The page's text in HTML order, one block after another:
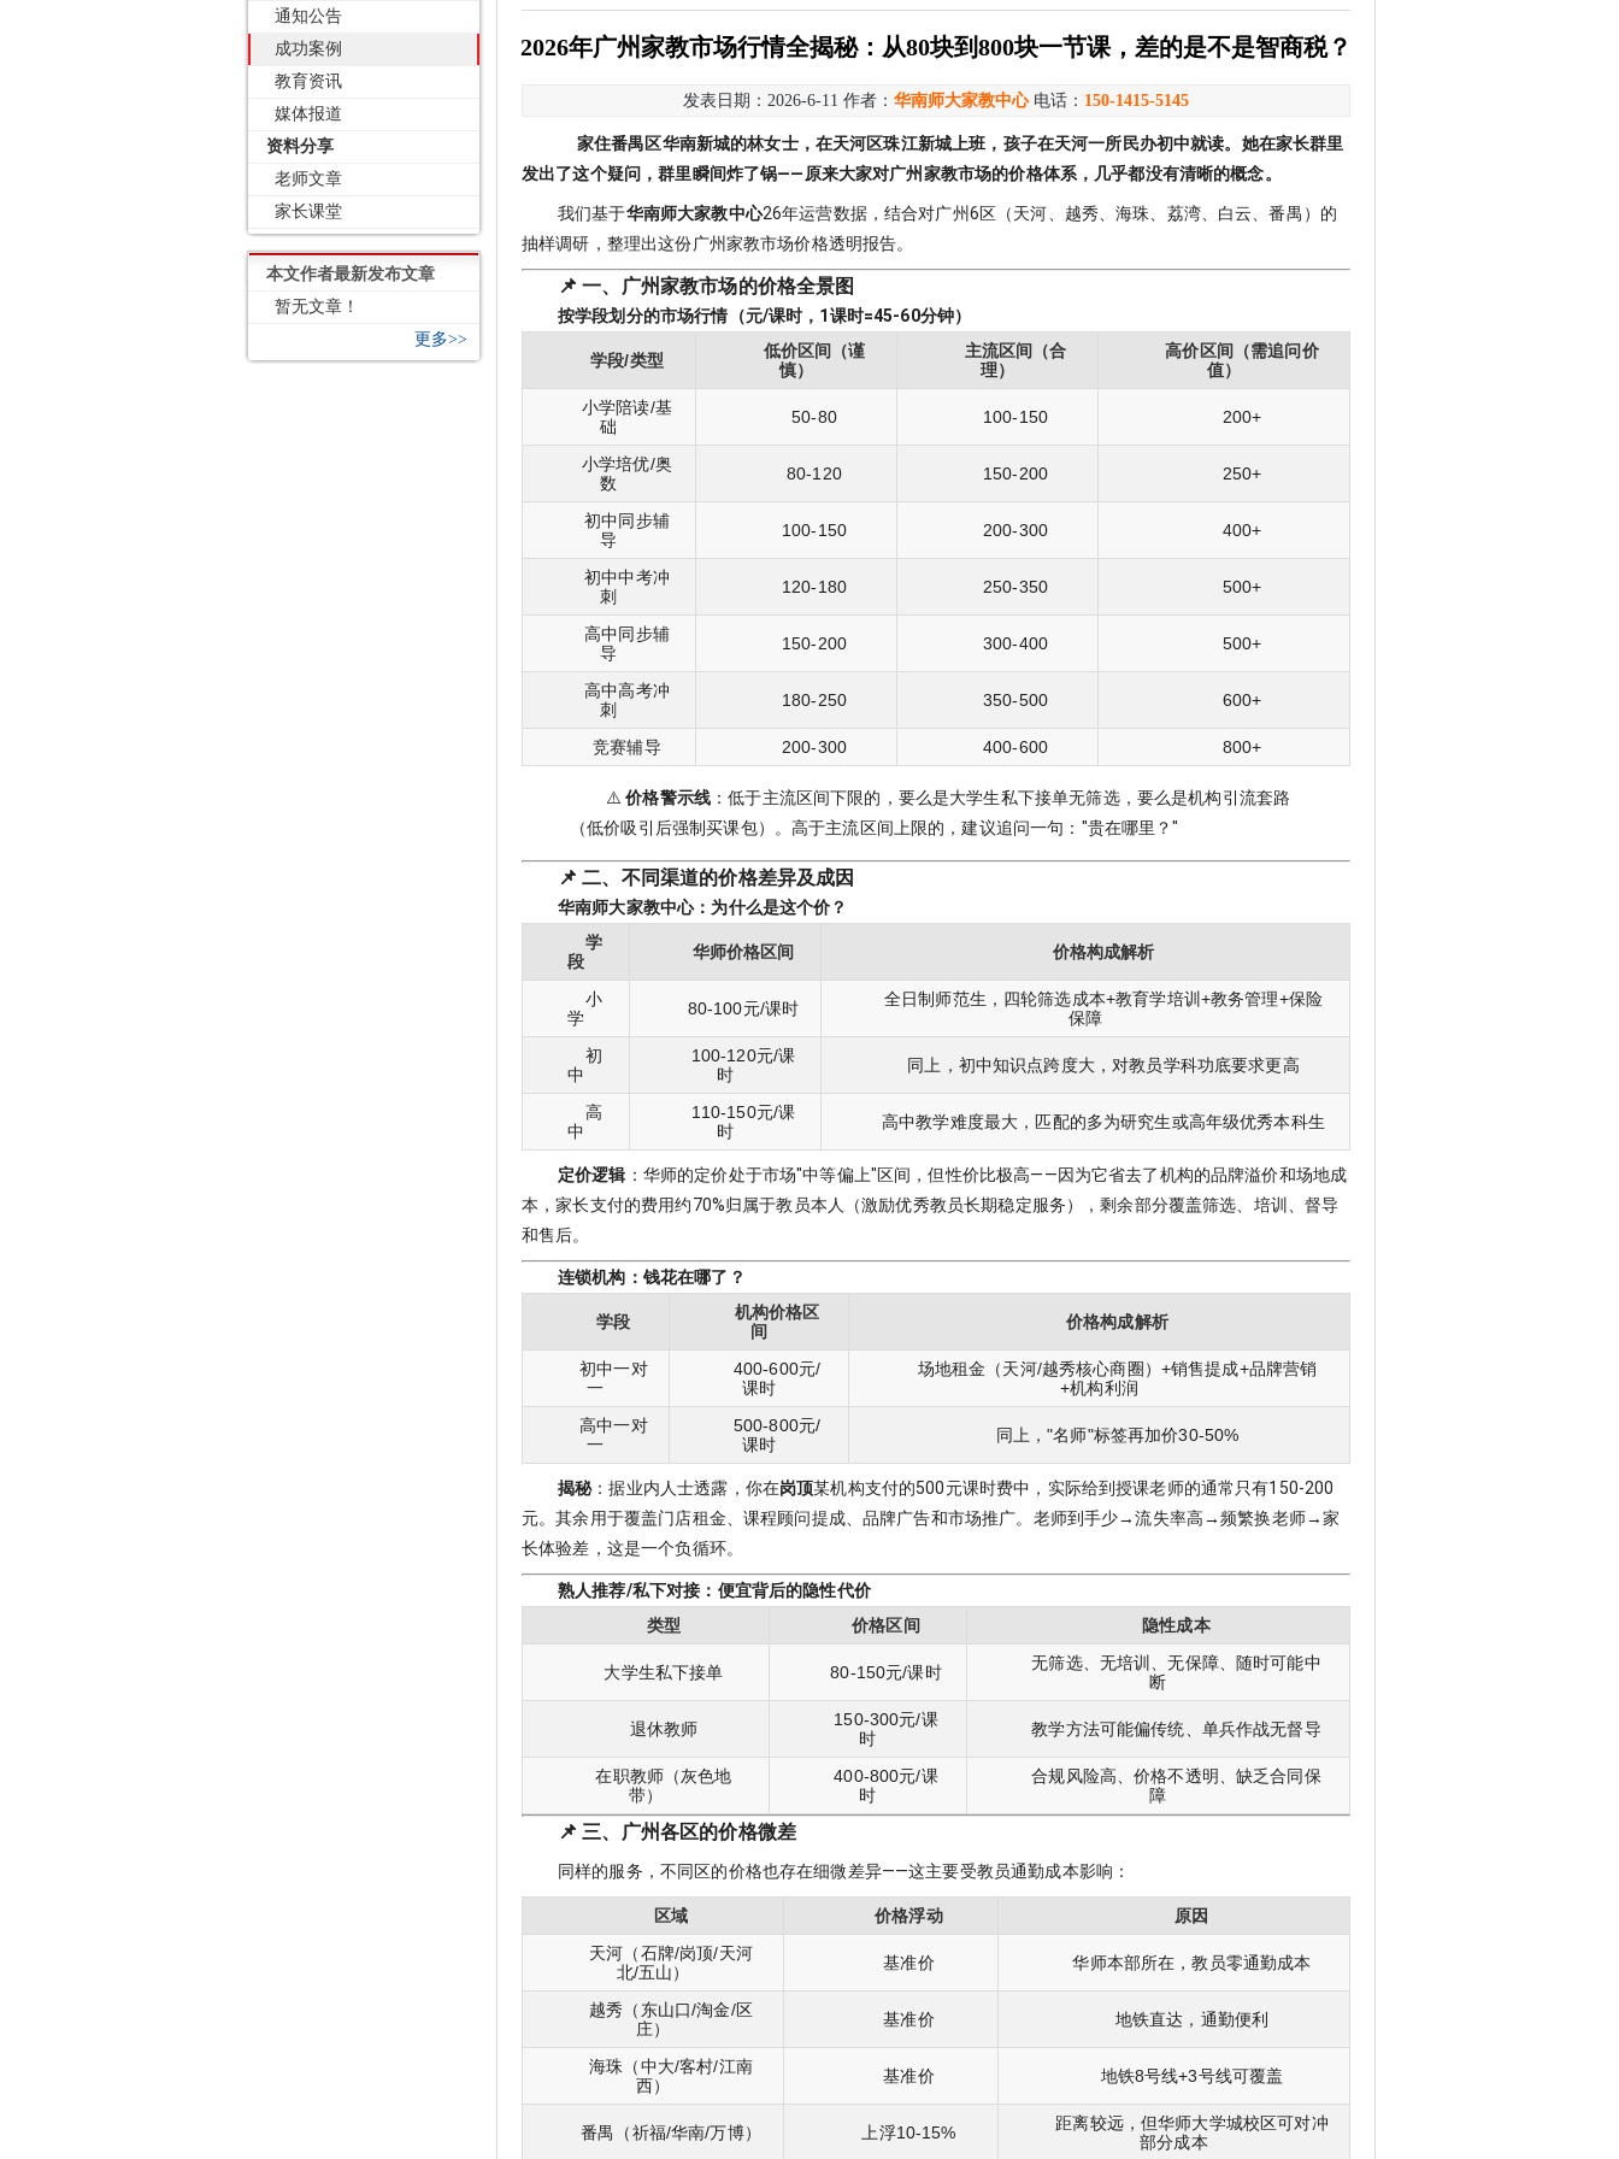
通知公告
成功案例
教育资讯
媒体报道
资料分享
老师文章
家长课堂
本文作者最新发布文章
暂无文章！
更多>>
2026年广州家教市场行情全揭秘：从80块到800块一节课，差的是不是智商税？
发表日期：2026-6-11 作者： 华南师大家教中心电话： 150-1415-5145
家住番禺区华南新城的林女士，在天河区珠江新城 上班，孩子在天河一所民办初中就读。她在家长群里
发出了这个疑问，群里瞬间炸了锅——原来大家对广州家教市场的价格体系，几乎都没有清晰的概念。
我们基于华南师大家教中心26年运营数据，结合对广州6区（天河、越秀、海珠、荔湾、白云、番禺）的
抽样调研，整理出这份广州家教市场价格透明报告。
📌 一、广州家教市场的价格全景图
按学段划分的市场行情（元/课时，1课时=45-60分钟）
学段/类型
低价区间（谨
慎）
主流区间（合
理）
高价区间（需追问价
值）
小学陪读/基
础
50-80 100-150 200+
小学培优/奥
数
80-120 150-200 250+
初中同步辅
导
100-150 200-300 400+
初中中考冲
刺
120-180 250-350 500+
高中同步辅
导
150-200 300-400 500+
高中高考冲
刺
180-250 350-500 600+
竞赛辅导 200-300 400-600 800+
⚠️价格警示线 ：低于主流区间下限的，要么是大学生私下接单无筛选，要么是机构引流套路
（低价吸引后强制买课包）。高于主流区间上限的，建议追问一句："贵在哪里？"
📌 二、不同渠道的价格差异及成因
华南师大家教中心：为什么是这个价？
学
段
华师价格区间 价格构成解析
小
学
80-100元/课时
全日制师范生，四轮筛选成本+教育学培训+教务管理+保险
保障
初
中
100-120元/课
时
同上，初中知识点跨度大，对教员学科功底要求更高
高
中
110-150元/课
时
高中教学难度最大，匹配的多为研究生或高年级优秀本科生
定价逻辑 ：华师的定价处于市场"中等偏上"区间，但性价比极高——因为它省去了机构的品牌溢价和场地成
本，家长支付的费用约70%归属于教员本人（激励优秀教员长期稳定服务），剩余部分覆盖筛选、培训、督导
和售后。
连锁机构：钱花在哪了？
学段
机构价格区
间
价格构成解析
初中一对
一
400-600元/
课时
场地租金（天河/越秀核心商圈）+销售提成+品牌营销
+机构利润
高中一对
一
500-800元/
课时
同上，"名师"标签再加价30-50%
揭秘：据业内人士透露，你在岗顶某机构支付的500元课时费中，实际给到授课老师的通常只有150-200
元。其余用于覆盖门店租金、课程顾问提成、品牌广告和市场推广。老师到手少→流失率高→频繁换老师→家
长体验差，这是一个负循环。
熟人推荐/私下对接：便宜背后的隐性代价
类型
价格区间 隐性成本
大学生私下接单 80-150元/课时
无筛选、无培训、无保障、随时可能中
断
退休教师
150-300元/课
时
教学方法可能偏传统、单兵作战无督导
在职教师（灰色地
带）
400-800元/课
时
合规风险高、价格不透明、缺乏合同保
障
📌 三、广州各区的价格微差
同样的服务，不同区的价格也存在细微差异——这主要受教员通勤成本影响：
区域 价格浮动
原因
天河（石牌/岗顶/天河
北/五山）
基准价 华师本部所在，教员零通勤成本
越秀（东山口/淘金/区
庄）
基准价 地铁直达，通勤便利
海珠（中大/客村/江南
西）
基准价 地铁8号线+3号线可覆盖
番禺（祈福/华南/万博） 上浮10-15%
距离较远，但华师大学城校区可对冲
部分成本